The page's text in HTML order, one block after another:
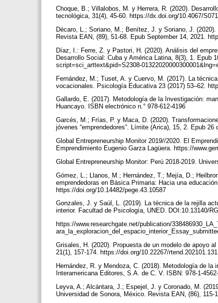
Choque, B.; Villalobos, M. y Herrera, R. (2020).
tecnológica, 31(4), 45-60. https://dx.doi.org/10.4067/
Décaro, L.; Soriano, M.; Benítez, J. y Soriano, J.
Revista EAN, (89), 51-68. Epub September 14, 2021.
Díaz, I.: Ferre, Z. y Pastori, H. (2020). Análisis del
Desarrollo Social: Cuba y América Latina, 8(3), 1. Epub
script=sci_arttext&pid=S2308-
Fernández, M.; Tuset, A. y Cuervo, M. (2017). La
vocacionales. Psicología Educativa 23 (2017) 53–62.
Gallardo, E. (2017). Metodología de la Investigación:
Huancayo. ISBN electrónico n.° 978-612-4196
Garcés, M.; Frías, P. y Maca, D. (2020).
jóvenes “emprendedores”. Límite (Arica), 15, 2. Epub
Global Entrepreneurship Monitor 2019//2020. El
Emprendimiento Eugenio Garza Lagüera. https://
Global Entrepreneurship Monitor: Perú 2018-2019.
Gómez, L.; Llanos, M.; Hernández, T.; Mejía, D.;
emprendedoras en Básica Primaria: Hacia una
https://doi.org/10.14482/pege.43.10587
Gonzales, J. y Saúl, L. (2019). La técnica de la rejilla
interior. Facultad de Psicología, UNED. DOI:10.13140/
https://www.researchgate.net/publication/
Grisales, H. (2020). Propuesta de un modelo de apoyo
21(1), 157-174. https://doi.org/10.22267/
Hernández, R. y Mendoza, C. (2018). Metodología de
Interamericana Editores, S.A. de C. V. ISBN: 978-1-
Leyva, A.; Alcántara, J.; Espejel, J. y Coronado, M.
Universidad de Sonora, México. Revista EAN, (86),